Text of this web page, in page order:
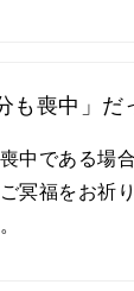
も喪中」だ
中である場
冥福をお祈